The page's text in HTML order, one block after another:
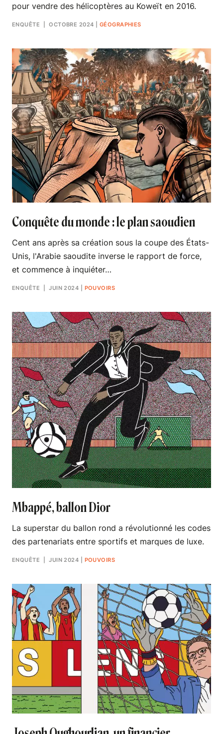
pour vendre des hélicoptères au Koweït en 2016.
ENQUÊTE | OCTOBRE 2024 GÉOGRAPHIES
Conquête du monde : le plan saoudien
Cent ans après sa création sous la coupe des États-
Unis, l'Arabie saoudite inverse le rapport de force,
et commence à inquiéter…
ENQUÊTE | JUIN 2024 POUVOIRS
Mbappé, ballon Dior
La superstar du ballon rond a révolutionné les codes
des partenariats entre sportifs et marques de luxe.
ENQUÊTE | JUIN 2024 POUVOIRS